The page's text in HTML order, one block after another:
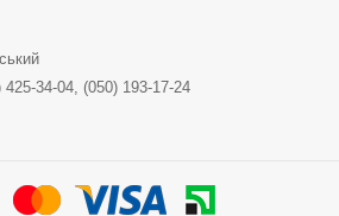
34-04, (050) 193-17-24